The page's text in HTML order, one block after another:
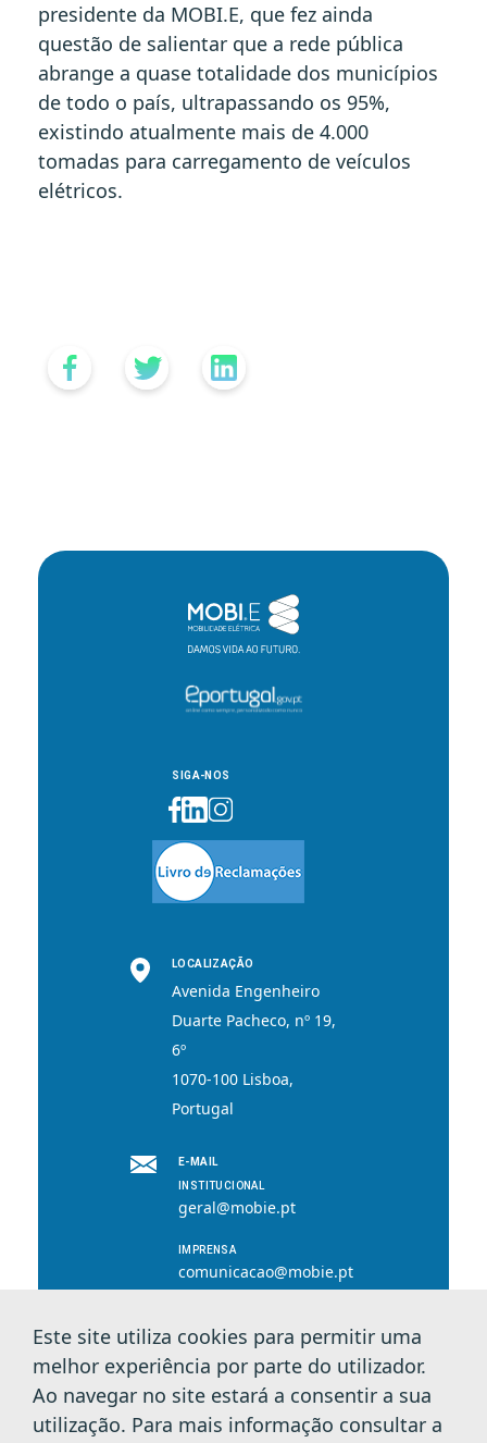
presidente da MOBI.E, que fez ainda
questão de salientar que a rede pública
abrange a quase totalidade dos municípios
de todo o país, ultrapassando os 95%,
existindo atualmente mais de 4.000
tomadas para carregamento de veículos
elétricos.
SIGA-NOS
LOCALIZAÇÃO
Avenida Engenheiro
Duarte Pacheco, nº 19,
6º
1070-100 Lisboa,
Portugal
E-MAIL
INSTITUCIONAL
geral@mobie.pt
IMPRENSA
comunicacao@mobie.pt
© 2026 MOBI.E. Todos os direitos reservados.
Política de Privacidade e Cookies
Este site utiliza cookies para permitir uma
melhor experiência por parte do utilizador.
Ao navegar no site estará a consentir a sua
utilização. Para mais informação consultar a